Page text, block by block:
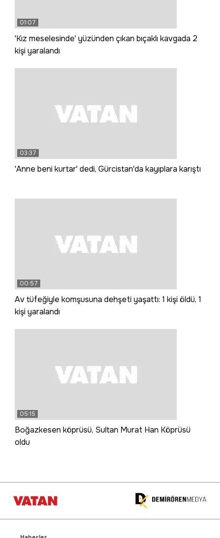
01:07
'Kız meselesinde' yüzünden çıkan bıçaklı kavgada 2
kişi yaralandı
03:37
'Anne beni kurtar' dedi, Gürcistan'da kayıplara karıştı
00:57
Av tüfeğiyle komşusuna dehşeti yaşattı: 1 kişi öldü, 1
kişi yaralandı
05:15
Boğazkesen köprüsü, Sultan Murat Han Köprüsü
oldu